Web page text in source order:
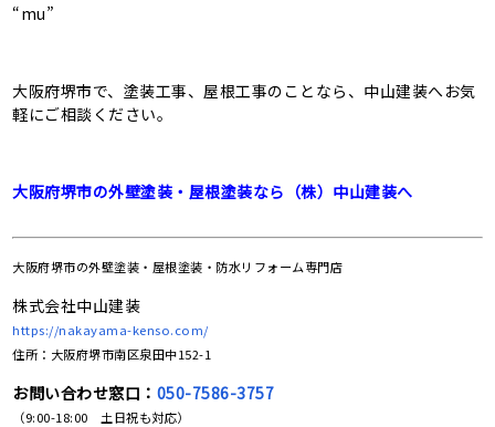
“mu”
大阪府堺市で、塗装工事、屋根工事のことなら、中山建装へお気
軽にご相談ください。
大阪府堺市の外壁塗装・屋根塗装なら（株）中山建装へ
大阪府堺市の外壁塗装・屋根塗装・防水リフォーム専門店
株式会社中山建装
https://nakayama-kenso.com/
住所：大阪府堺市南区泉田中152-1
お問い合わせ窓口： 050-7586-3757
（9:00-18:00 土日祝も対応）